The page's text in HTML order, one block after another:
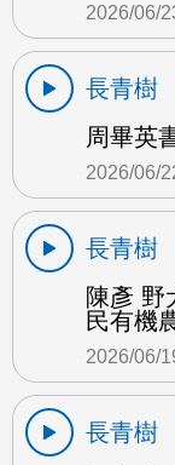
2026/06/
長青樹
周畢英
2026/06/
長青樹
陳彥 野
民有機
2026/06/
長青樹